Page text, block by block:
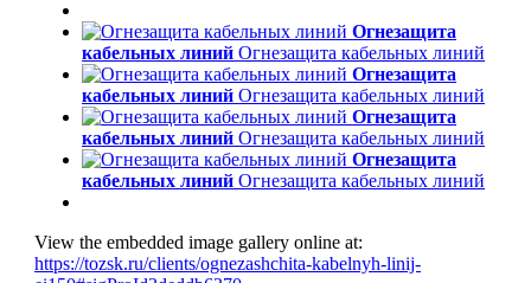
Огнезащита
кабельных линий Огнезащита кабельных линий
Огнезащита
кабельных линий Огнезащита кабельных линий
Огнезащита
кабельных линий Огнезащита кабельных линий
Огнезащита
кабельных линий Огнезащита кабельных линий
View the embedded image gallery online at:
https://tozsk.ru/clients/ognezashchita-kabelnyh-linij-